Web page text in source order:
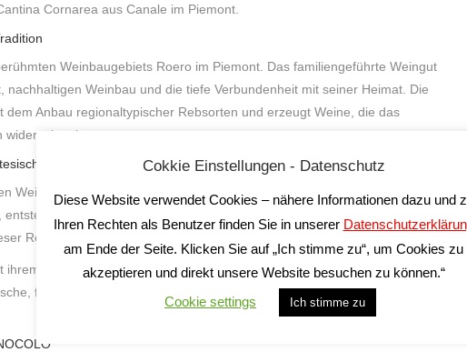
Cornarea aus Canale im Piemont.
Weinbaugebiets Roero im Piemont. Das familiengeführte Weingut
Weinbau und die tiefe Verbundenheit mit seiner Heimat. Die
Anbau regionaltypischer Rebsorten und erzeugt Weine, die das
Weine
Weinlandschaften Norditaliens. Bekannt für ihre sanften Hügel, kalkhaltigen
hier einige der charaktervollsten Weine Italiens. Besonders die
Region ihre perfekte Heimat gefunden.
hervorragenden Roero Arneis einen Namen gemacht. Die Weißweine
feine Fruchtaromen und eine bemerkenswerte Mineralität – ein perfekter
Cokkie Einstellungen - Datenschutz
Diese Website verwendet Cookies – nähere Informationen dazu und
Ihren Rechten als Benutzer finden Sie in unserer
am Ende der Seite. Klicken Sie auf „Ich stimme zu“, um Cookies zu
akzeptieren und direkt unsere Website besuchen zu können.“
Cookie settings
Ich stimme zu